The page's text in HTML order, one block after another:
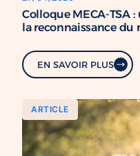
Colloque MECA-TSA
la reconnaissance du
EN SAVOIR PLUS
ARTICLE